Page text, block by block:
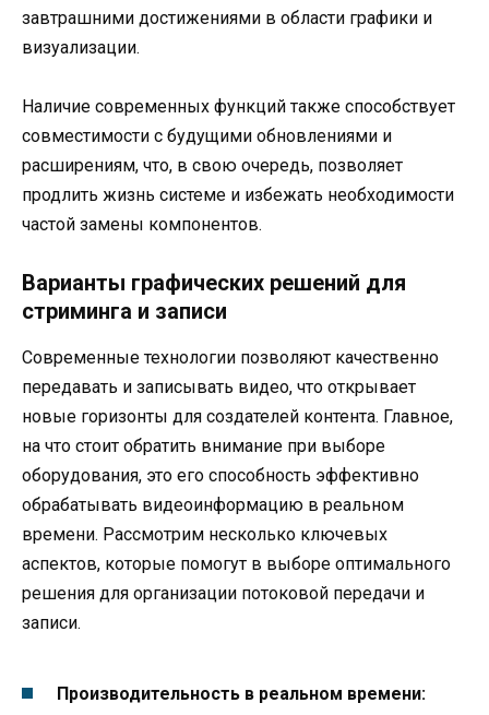
завтрашними достижениями в области графики и
визуализации.
Наличие современных функций также способствует
совместимости с будущими обновлениями и
расширениям, что, в свою очередь, позволяет
продлить жизнь системе и избежать необходимости
частой замены компонентов.
Варианты графических решений для
стриминга и записи
Современные технологии позволяют качественно
передавать и записывать видео, что открывает
новые горизонты для создателей контента. Главное,
на что стоит обратить внимание при выборе
оборудования, это его способность эффективно
обрабатывать видеоинформацию в реальном
времени. Рассмотрим несколько ключевых
аспектов, которые помогут в выборе оптимального
решения для организации потоковой передачи и
записи.
Производительность в реальном времени: